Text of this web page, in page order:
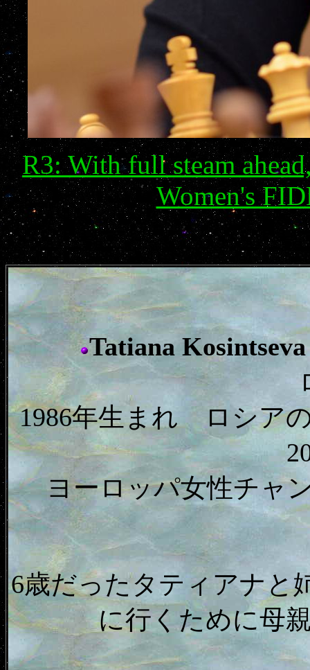
R3: With full steam
Women's
Tatiana Kosintseva
1986年生まれ ロシア
ヨーロッパ女性チャ
6歳だったタティアナと
に行くために母